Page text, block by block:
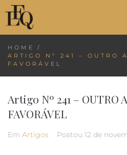
HOME
/
ARTIGO Nº 241 – OUTRO
FAVORÁVEL
Artigo Nº 241 – OUTRO
FAVORÁVEL
Em Artigos Postou 12 de